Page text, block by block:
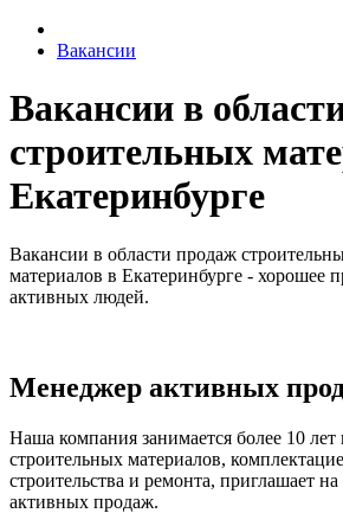
Вакансии
Вакансии в
строительных
Екатеринбурге
Вакансии в области продаж
материалов в Екатеринбурге - хорошее
активных людей.
Менеджер активных
Наша компания занимается более 10
строительных материалов,
строительства и ремонта, приглашает
активных продаж.